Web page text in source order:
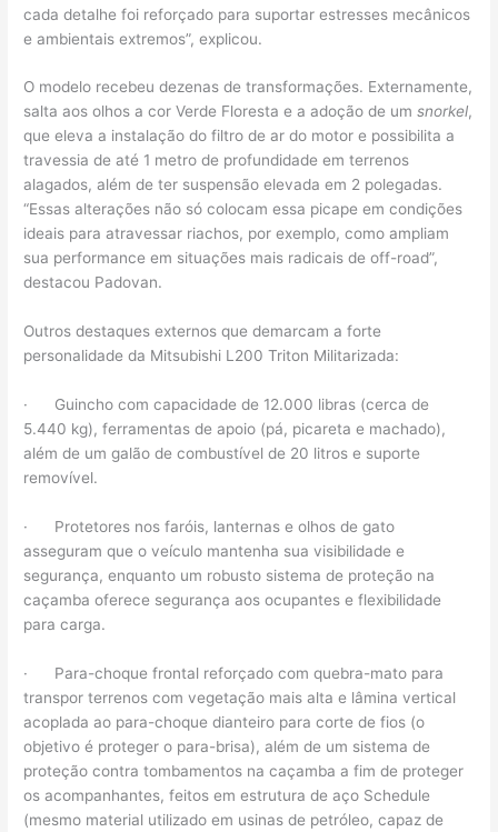
cada detalhe foi reforçado para suportar estresses mecânicos
e ambientais extremos”, explicou.
O modelo recebeu dezenas de transformações. Externamente,
salta aos olhos a cor Verde Floresta e a adoção de umsnorkel,
que eleva a instalação do filtro de ar do motor e possibilita a
travessia de até 1 metro de profundidade em terrenos
alagados, além de ter suspensão elevada em 2 polegadas.
“Essas alterações não só colocam essa picape em condições
ideais para atravessar riachos, por exemplo, como ampliam
sua performance em situações mais radicais de off-road”,
destacou Padovan.
Outros destaques externos que demarcam a forte
personalidade da Mitsubishi L200 Triton Militarizada:
· Guincho com capacidade de 12.000 libras (cerca de
5.440 kg), ferramentas de apoio (pá, picareta e machado),
além de um galão de combustível de 20 litros e suporte
removível.
· Protetores nos faróis, lanternas e olhos de gato
asseguram que o veículo mantenha sua visibilidade e
segurança, enquanto um robusto sistema de proteção na
caçamba oferece segurança aos ocupantes e flexibilidade
para carga.
· Para-choque frontal reforçado com quebra-mato para
transpor terrenos com vegetação mais alta e lâmina vertical
acoplada ao para-choque dianteiro para corte de fios (o
objetivo é proteger o para-brisa), além de um sistema de
proteção contra tombamentos na caçamba a fim de proteger
os acompanhantes, feitos em estrutura de aço Schedule
(mesmo material utilizado em usinas de petróleo, capaz de